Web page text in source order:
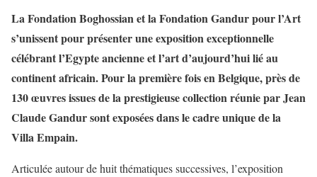
La Fondation Boghossian et la Fondation Gandur pour l’Art
s’unissent pour présenter une exposition exceptionnelle
célébrant l’Egypte ancienne et l’art d’aujourd’hui lié au
continent africain. Pour la première fois en Belgique, près de
130 œuvres issues de la prestigieuse collection réunie par Jean
Claude Gandur sont exposées dans le cadre unique de la
Villa Empain.
Articulée autour de huit thématiques successives, l’exposition